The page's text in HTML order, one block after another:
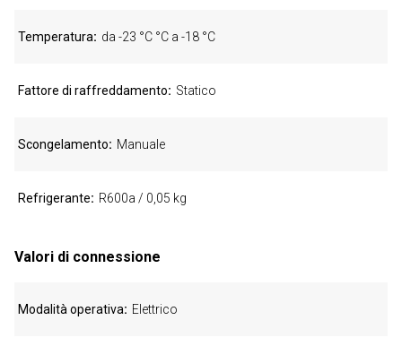
Temperatura da -23 °C °C a -18 °C
Fattore di raffreddamento Statico
Scongelamento Manuale
Refrigerante R600a / 0,05 kg
Valori di connessione
Modalità operativa Elettrico